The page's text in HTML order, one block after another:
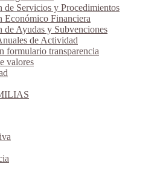
de Servicios y Procedimientos
Económico Financiera
de Ayudas y Subvenciones
de Actividad
formulario transparencia
valores